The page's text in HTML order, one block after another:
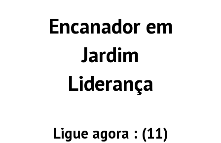
Encanador em
Jardim
Liderança
Ligue agora : (11)